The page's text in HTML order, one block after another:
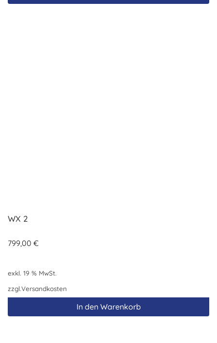
WX 2
799,00 €
exkl. 19 % MwSt.
zzgl.Versandkosten
In den Warenkorb